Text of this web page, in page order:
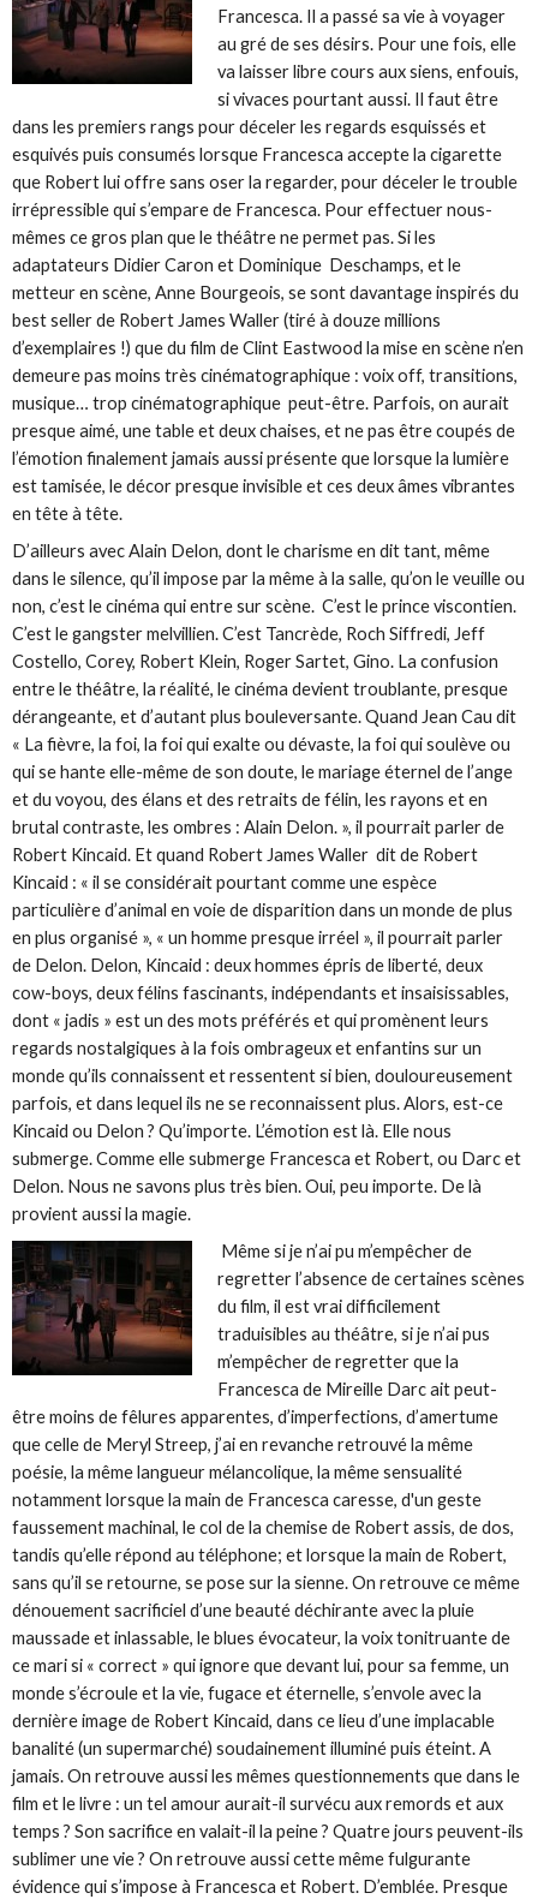
Francesca. Il a passé sa vie à voyager
au gré de ses désirs. Pour une fois, elle
va laisser libre cours aux siens, enfouis,
si vivaces pourtant aussi. Il faut être
dans les premiers rangs pour déceler les regards esquissés et
esquivés puis consumés lorsque Francesca accepte la cigarette
que Robert lui offre sans oser la regarder, pour déceler le trouble
irrépressible qui s’empare de Francesca. Pour effectuer nous-
mêmes ce gros plan que le théâtre ne permet pas. Si les
adaptateurs Didier Caron et Dominique Deschamps, et le
metteur en scène, Anne Bourgeois, se sont davantage inspirés du
best seller de Robert James Waller (tiré à douze millions
d’exemplaires !) que du film de Clint Eastwood la mise en scène n’en
demeure pas moins très cinématographique : voix off, transitions,
musique… trop cinématographique peut-être. Parfois, on aurait
presque aimé, une table et deux chaises, et ne pas être coupés de
l’émotion finalement jamais aussi présente que lorsque la lumière
est tamisée, le décor presque invisible et ces deux âmes vibrantes
en tête à tête.
D’ailleurs avec Alain Delon, dont le charisme en dit tant, même
dans le silence, qu’il impose par la même à la salle, qu’on le veuille ou
non, c’est le cinéma qui entre sur scène. C’est le prince viscontien.
C’est le gangster melvillien. C’est Tancrède, Roch Siffredi, Jeff
Costello, Corey, Robert Klein, Roger Sartet, Gino. La confusion
entre le théâtre, la réalité, le cinéma devient troublante, presque
dérangeante, et d’autant plus bouleversante. Quand Jean Cau dit
« La fièvre, la foi, la foi qui exalte ou dévaste, la foi qui soulève ou
qui se hante elle-même de son doute, le mariage éternel de l’ange
et du voyou, des élans et des retraits de félin, les rayons et en
brutal contraste, les ombres : Alain Delon. », il pourrait parler de
Robert Kincaid. Et quand Robert James Waller dit de Robert
Kincaid : « il se considérait pourtant comme une espèce
particulière d’animal en voie de disparition dans un monde de plus
en plus organisé », « un homme presque irréel », il pourrait parler
de Delon. Delon, Kincaid : deux hommes épris de liberté, deux
cow-boys, deux félins fascinants, indépendants et insaisissables,
dont « jadis » est un des mots préférés et qui promènent leurs
regards nostalgiques à la fois ombrageux et enfantins sur un
monde qu’ils connaissent et ressentent si bien, douloureusement
parfois, et dans lequel ils ne se reconnaissent plus. Alors, est-ce
Kincaid ou Delon ? Qu’importe. L’émotion est là. Elle nous
submerge. Comme elle submerge Francesca et Robert, ou Darc et
Delon. Nous ne savons plus très bien. Oui, peu importe. De là
provient aussi la magie.
Même si je n’ai pu m’empêcher de
regretter l’absence de certaines scènes
du film, il est vrai difficilement
traduisibles au théâtre, si je n’ai pus
m’empêcher de regretter que la
Francesca de Mireille Darc ait peut-
être moins de fêlures apparentes, d’imperfections, d’amertume
que celle de Meryl Streep, j’ai en revanche retrouvé la même
poésie, la même langueur mélancolique, la même sensualité
notamment lorsque la main de Francesca caresse, d'un geste
faussement machinal, le col de la chemise de Robert assis, de dos,
tandis qu’elle répond au téléphone; et lorsque la main de Robert,
sans qu’il se retourne, se pose sur la sienne. On retrouve ce même
dénouement sacrificiel d’une beauté déchirante avec la pluie
maussade et inlassable, le blues évocateur, la voix tonitruante de
ce mari si « correct » qui ignore que devant lui, pour sa femme, un
monde s’écroule et la vie, fugace et éternelle, s’envole avec la
dernière image de Robert Kincaid, dans ce lieu d’une implacable
banalité (un supermarché) soudainement illuminé puis éteint. A
jamais. On retrouve aussi les mêmes questionnements que dans le
film et le livre : un tel amour aurait-il survécu aux remords et aux
temps ? Son sacrifice en valait-il la peine ? Quatre jours peuvent-ils
sublimer une vie ? On retrouve aussi cette même fulgurante
évidence qui s’impose à Francesca et Robert. D’emblée. Presque